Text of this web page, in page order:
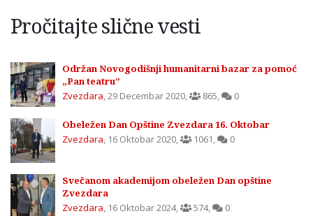
Pročitajte slične vesti
Održan Novogodišnji humanitarni bazar za pomoć
„Pan teatru”
Zvezdara,29 Decembar 2020, 865, 0
Obeležen Dan Opštine Zvezdara 16. Oktobar
Zvezdara, 16 Oktobar 2020, 1061, 0
Svečanom akademijom obeležen Dan opštine
Zvezdara
Zvezdara, 16 Oktobar 2024, 574, 0